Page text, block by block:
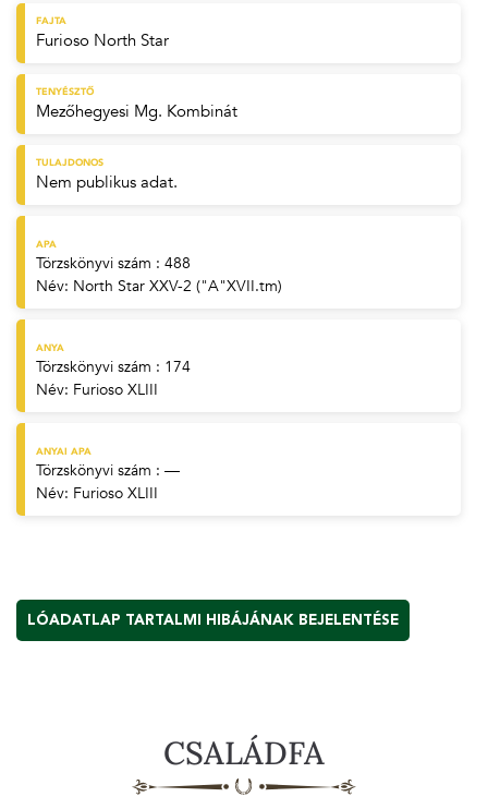
FAJTA
Furioso North Star
TENYÉSZTŐ
Mezőhegyesi Mg. Kombinát
TULAJDONOS
Nem publikus adat.
APA
Törzskönyvi szám : 488
Név: North Star XXV-2 ("A"XVII.tm)
ANYA
Törzskönyvi szám : 174
Név: Furioso XLIII
ANYAI APA
Törzskönyvi szám : —
Név: Furioso XLIII
LÓADATLAP TARTALMI HIBÁJÁNAK BEJELENTÉSE
CSALÁDFA